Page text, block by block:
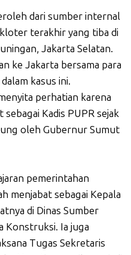
dari sumber internal
terakhir yang tiba di
Jakarta Selatan.
ke Jakarta bersama para
kasus ini.
perhatian karena
Kadis PUPR sejak
oleh Gubernur Sumut
pemerintahan
menjabat sebagai Kepala
di Dinas Sumber
Konstruksi. Ia juga
Tugas Sekretaris